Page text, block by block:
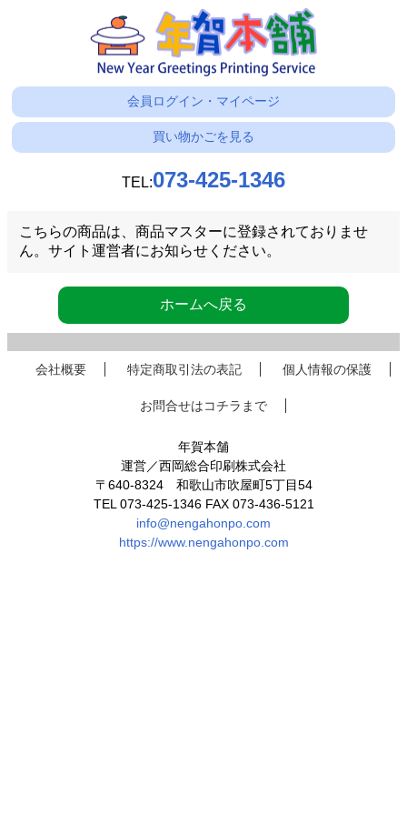
会員ログイン・マイページ
買い物かごを見る
TEL:073-425-1346
こちらの商品は、商品マスターに登録されておりませ
ん。サイト運営者にお知らせください。
ホームへ戻る
会社概要 特定商取引法の表記 個人情報の保護
お問合せはコチラまで
年賀本舗
運営／西岡総合印刷株式会社
〒640-8324 和歌山市吹屋町5丁目54
TEL 073-425-1346 FAX 073-436-5121
info@nengahonpo.com
https://www.nengahonpo.com